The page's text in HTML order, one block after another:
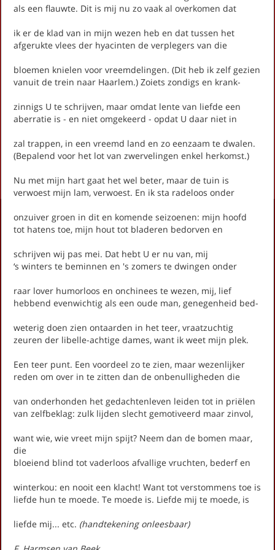
op thema
Onduidelijk correspondentie en de nadelige gevolgen, in twee
verzen
First Previous Next
als een flauwte. Dit is mij nu zo vaak al overkomen dat
ik er de klad van in mijn wezen heb en dat tussen het
afgerukte vlees der hyacinten de verplegers van die
bloemen knielen voor vreemdelingen. (Dit heb ik zelf gezien
vanuit de trein naar Haarlem.) Zoiets zondigs en krank-
zinnigs U te schrijven, maar omdat lente van liefde een
aberratie is - en niet omgekeerd - opdat U daar niet in
zal trappen, in een vreemd land en zo eenzaam te dwalen.
(Bepalend voor het lot van zwervelingen enkel herkomst.)
Nu met mijn hart gaat het wel beter, maar de tuin is
verwoest mijn lam, verwoest. En ik sta radeloos onder
onzuiver groen in dit en komende seizoenen: mijn hoofd
tot hatens toe, mijn hout tot bladeren bedorven en
schrijven wij pas mei. Dat hebt U er nu van, mij
‘s winters te beminnen en 's zomers te dwingen onder
raar lover humorloos en onchinees te wezen, mij, lief
hebbend evenwichtig als een oude man, genegenheid bed-
weterig doen zien ontaarden in het teer, vraatzuchtig
zeuren der libelle-achtige dames, want ik weet mijn plek.
Een teer punt. Een voordeel zo te zien, maar wezenlijker
reden om over in te zitten dan de onbenulligheden die
van onderhonden het gedachtenleven leiden tot in priëlen
van zelfbeklag: zulk lijden slecht gemotiveerd maar zinvol,
want wie, wie vreet mijn spijt? Neem dan de bomen maar,
die
bloeiend blind tot vaderloos afvallige vruchten, bederf en
winterkou: en nooit een klacht! Want tot verstommens toe is
liefde hun te moede. Te moede is. Liefde mij te moede, is
liefde mij... etc. (handtekening onleesbaar)
Activiteiten
Lezingen door en over schrijvers
Stadsdichtersduo van Zeist
Boek & Film
Leesclubs / leesgroepen
Verhalenproject '80 jaar Vrijheid'
Wereldwijd Vertelcafé Zeist
Kinderboekenfeest
Actueel
Gedichten
Contact
info@literairzeist.nl
Bestuur en Adviseurs
Publicaties